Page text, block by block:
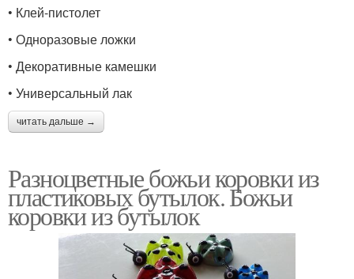
• Клей-пистолет
• Одноразовые ложки
• Декоративные камешки
• Универсальный лак
читать дальше →
Разноцветные божьи коровки из
пластиковых бутылок. Божьи
коровки из бутылок